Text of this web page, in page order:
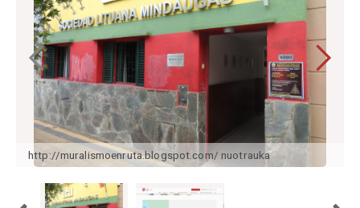
http://muralismoenruta.blogspot.com/ nuotrauka